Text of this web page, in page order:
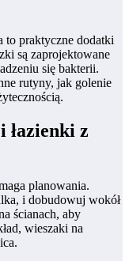
to praktyczne dodatki
są zaprojektowane
się bakterii.
rutyny, jak golenie
łazienki z
planowania.
i dobudowuj wokół
ścianach, aby
wieszaki na